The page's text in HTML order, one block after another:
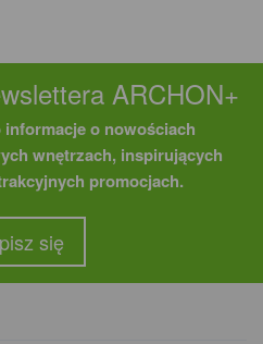
ARCHON+
o nowościach
wnętrzach, inspirujących
promocjach.
się